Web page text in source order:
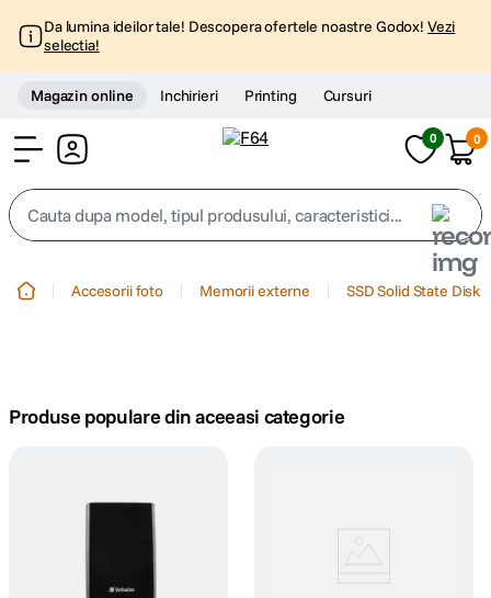
Da lumina ideilor tale! Descopera ofertele noastre Godox! Vezi
selectia!
Magazin online Inchirieri Printing Cursuri
0 0
Cauta dupa model, tipul produsului, caracteristici...
trepied telefon
canon sx740 hs
lavaliera
Accesorii foto Memorii externe SSD Solid State Disk
Produse populare din aceeasi categorie